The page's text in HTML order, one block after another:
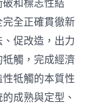
和標志性結
全正確貫徹新
促改造，出力
觸，完成經濟
牴觸的本質性
成熟與定型、